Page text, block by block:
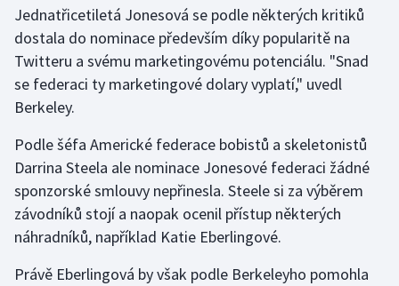
Gymnastika
Házená
Judo
Krasobruslení
Lezení
Lyže a snowboard
Jednatřicetiletá Jonesová se podle některých kritiků
dostala do nominace především díky popularitě na
Twitteru a svému marketingovému potenciálu. "Snad
se federaci ty marketingové dolary vyplatí," uvedl
Berkeley.
Podle šéfa Americké federace bobistů a skeletonistů
Darrina Steela ale nominace Jonesové federaci žádné
sponzorské smlouvy nepřinesla. Steele si za výběrem
závodníků stojí a naopak ocenil přístup některých
náhradníků, například Katie Eberlingové.
Právě Eberlingová by však podle Berkeleyho pomohla